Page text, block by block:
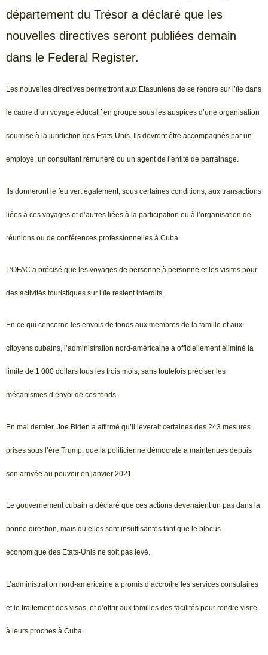
département du Trésor a déclaré que les
nouvelles directives seront publiées demain
dans le Federal Register.
Les nouvelles directives permettront aux Etasuniens de se rendre sur l’île dans
le cadre d’un voyage éducatif en groupe sous les auspices d’une organisation
soumise à la juridiction des États-Unis. Ils devront être accompagnés par un
employé, un consultant rémunéré ou un agent de l’entité de parrainage.
Ils donneront le feu vert également, sous certaines conditions, aux transactions
liées à ces voyages et d’autres liées à la participation ou à l’organisation de
réunions ou de conférences professionnelles à Cuba.
L’OFAC a précisé que les voyages de personne à personne et les visites pour
des activités touristiques sur l’île restent interdits.
En ce qui concerne les envois de fonds aux membres de la famille et aux
citoyens cubains, l’administration nord-américaine a officiellement éliminé la
limite de 1 000 dollars tous les trois mois, sans toutefois préciser les
mécanismes d’envoi de ces fonds.
En mai dernier, Joe Biden a affirmé qu’il lèverait certaines des 243 mesures
prises sous l’ère Trump, que la politicienne démocrate a maintenues depuis
son arrivée au pouvoir en janvier 2021.
Le gouvernement cubain a déclaré que ces actions devenaient un pas dans la
bonne direction, mais qu’elles sont insuffisantes tant que le blocus
économique des Etats-Unis ne soit pas levé.
L’administration nord-américaine a promis d’accroître les services consulaires
et le traitement des visas, et d’offrir aux familles des facilités pour rendre visite
à leurs proches à Cuba.